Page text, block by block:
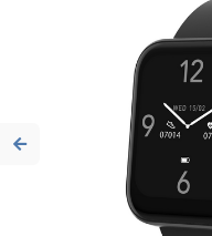
Previous